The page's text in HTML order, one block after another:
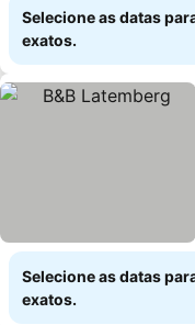
Selecione as datas
exatos.
Selecione as datas
exatos.